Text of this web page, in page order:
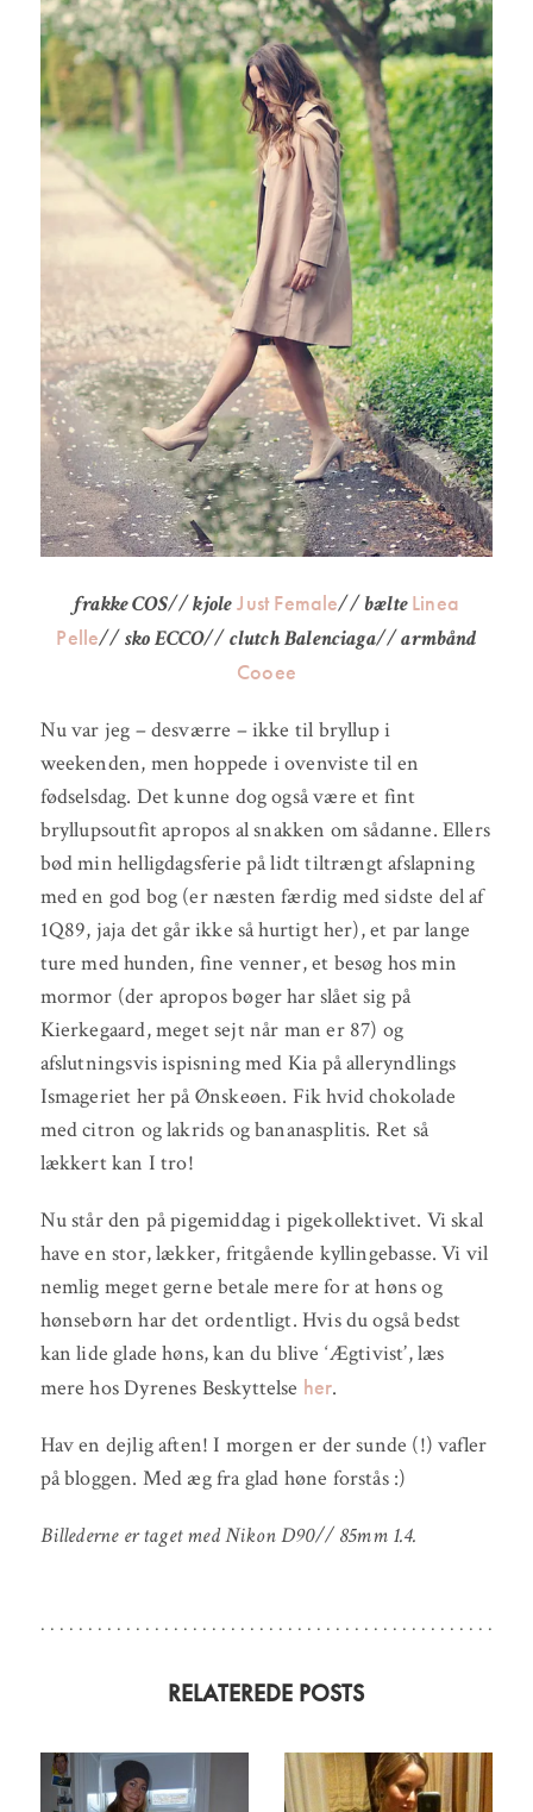
frakke COS// kjoleJust Female// bælteLinea
Pelle// sko ECCO// clutch Balenciaga// armbånd
Cooee
Nu var jeg – desværre – ikke til bryllup i
weekenden, men hoppede i ovenviste til en
fødselsdag. Det kunne dog også være et fint
bryllupsoutfit apropos al snakken om sådanne. Ellers
bød min helligdagsferie på lidt tiltrængt afslapning
med en god bog (er næsten færdig med sidste del af
1Q89, jaja det går ikke så hurtigt her), et par lange
ture med hunden, fine venner, et besøg hos min
mormor (der apropos bøger har slået sig på
Kierkegaard, meget sejt når man er 87) og
afslutningsvis ispisning med Kia på alleryndlings
Ismageriet her på Ønskeøen. Fik hvid chokolade
med citron og lakrids og bananasplitis. Ret så
lækkert kan I tro!
Nu står den på pigemiddag i pigekollektivet. Vi skal
have en stor, lækker, fritgående kyllingebasse. Vi vil
nemlig meget gerne betale mere for at høns og
hønsebørn har det ordentligt. Hvis du også bedst
kan lide glade høns, kan du blive ‘Ægtivist’, læs
mere hos Dyrenes Beskyttelse her.
Hav en dejlig aften! I morgen er der sunde (!) vafler
på bloggen. Med æg fra glad høne forstås :)
Billederne er taget med Nikon D90// 85mm 1.4.
RELATEREDE POSTS